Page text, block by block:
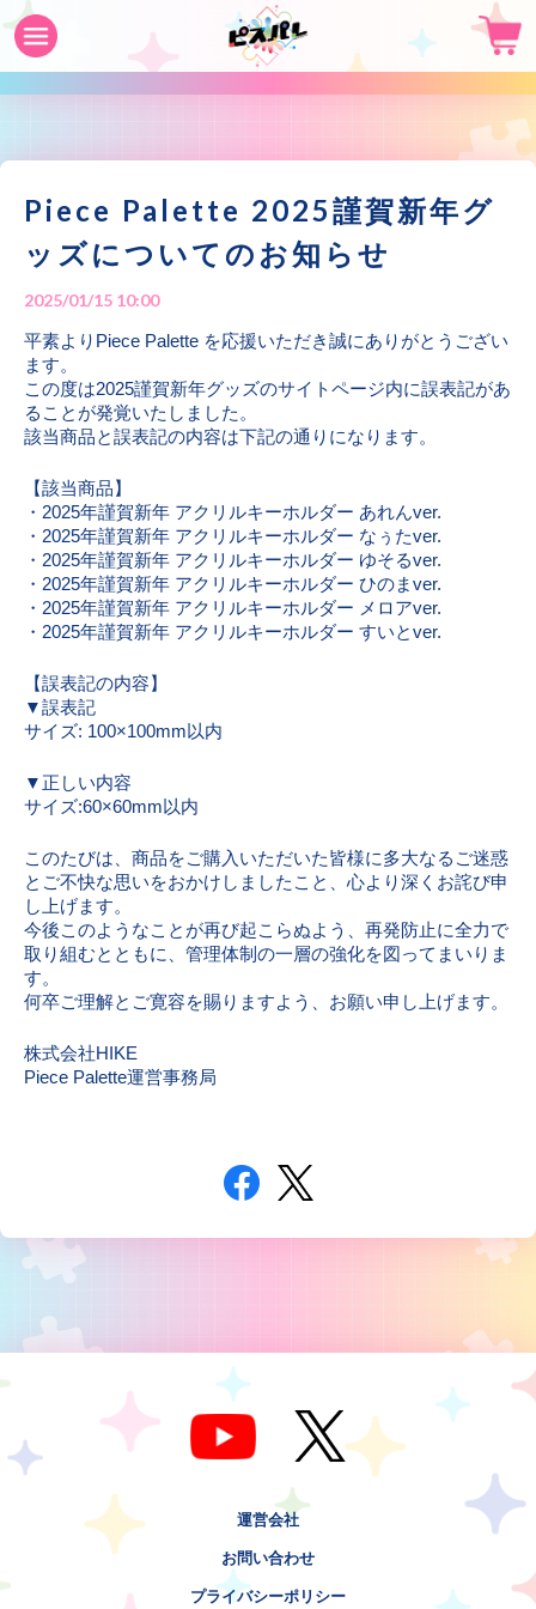
Piece Palette 2025謹賀新年グ
ッズについてのお知らせ
2025/01/15 10:00
平素よりPiece Palette を応援いただき誠にありがとうござい
ます。
この度は2025謹賀新年グッズのサイトページ内に誤表記があ
ることが発覚いたしました。
該当商品と誤表記の内容は下記の通りになります。
【該当商品】
・2025年謹賀新年 アクリルキーホルダー あれんver.
・2025年謹賀新年 アクリルキーホルダー なぅたver.
・2025年謹賀新年 アクリルキーホルダー ゆそるver.
・2025年謹賀新年 アクリルキーホルダー ひのまver.
・2025年謹賀新年 アクリルキーホルダー メロアver.
・2025年謹賀新年 アクリルキーホルダー すいとver.
【誤表記の内容】
▼誤表記
サイズ: 100×100mm以内
▼正しい内容
サイズ:60×60mm以内
このたびは、商品をご購入いただいた皆様に多大なるご迷惑
とご不快な思いをおかけしましたこと、心より深くお詫び申
し上げます。
今後このようなことが再び起こらぬよう、再発防止に全力で
取り組むとともに、管理体制の一層の強化を図ってまいりま
す。
何卒ご理解とご寛容を賜りますよう、お願い申し上げます。
株式会社HIKE
Piece Palette運営事務局
運営会社
お問い合わせ
プライバシーポリシー